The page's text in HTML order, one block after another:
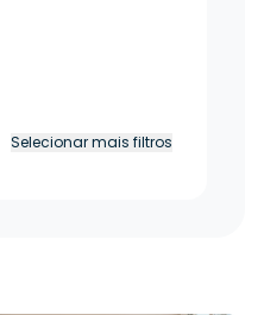
Selecionar mais filtros